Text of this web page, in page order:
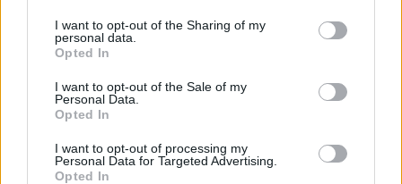
I want to opt-out of the Sharing of my
personal data.
Opted In
I want to opt-out of the Sale of my
Personal Data.
Opted In
I want to opt-out of processing my
Personal Data for Targeted Advertising.
Opted In